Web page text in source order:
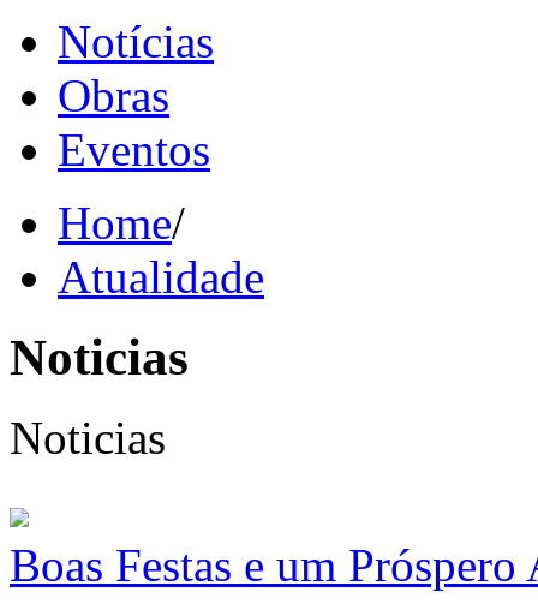
Notícias
Obras
Eventos
Home/
Atualidade
Noticias
Noticias
Boas Festas e um